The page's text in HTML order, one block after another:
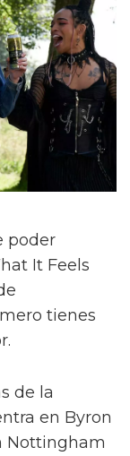
poder
It Feels
tienes
de la
en Byron
Nottingham